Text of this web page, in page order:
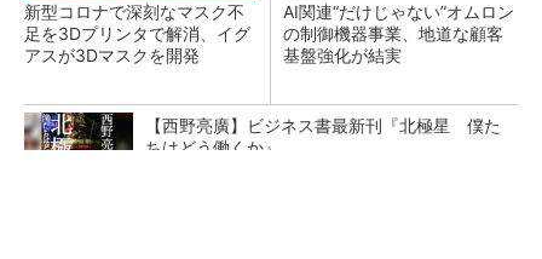
新型コロナで深刻なマスク不
足を3Dプリンタで解消、イグ
アスが3Dマスクを開発
AI関連“だけじゃない”オムロン
の制御機器事業、地道な顧客
基盤強化が結実
【西野亮廣】ビジネス書最新刊『北極星 僕た
ちはどう働くか』